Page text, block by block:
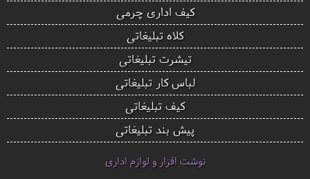
کیف اداری چرمی
کلاه تبلیغاتی
تیشرت تبلیغاتی
لباس کار تبلیغاتی
کیف تبلیغاتی
پیش بند تبلیغاتی
نوشت افزار و لوازم اداری